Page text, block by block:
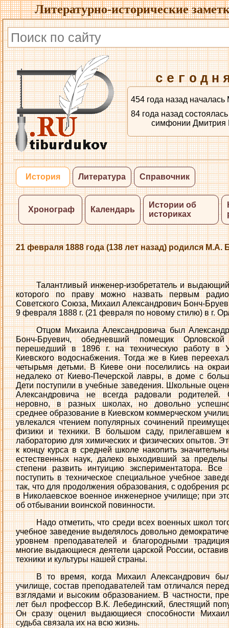
Литературно-исторические
454 года назад
84 года назад
симфонии Дмитрия
История Литература Справочник
Хронограф Календарь
Истории об
историках
21 февраля 1888 года (138 лет назад) родился М.А.
Талантливый инженер-изобретатель и
которого по праву можно назвать первым
Советского Союза, Михаил Александрович Бонч-
9 февраля 1888 г. (21 февраля по новому стилю) в г.
Отцом Михаила Александровича был
Бонч-Бруевич, обедневший помещик Орловской
перешедший в 1896 г. на техническую работу в
Киевского водоснабжения. Тогда же в Киев
четырьмя детьми. В Киеве они поселились на
недалеко от Киево-Печерской лавры, в доме с
Дети поступили в учебные заведения. Школьные
Александровича не всегда радовали родителей.
неровно, в разных школах, но довольно
среднее образование в Киевском коммерческом
увлекался чтением популярных сочинений
физики и техники. В большом саду, прилегавшем
лабораторию для химических и физических опытов.
к концу курса в средней школе накопить
естественных наук, далеко выходивший за
степени развить интуицию экспериментатора.
поступить в техническое специальное учебное
так, что для продолжения образования, с одобрения
в Николаевское военное инженерное училище; при
об отбывании воинской повинности.
Надо отметить, что среди всех военных школ
учебное заведение выделялось довольно
уровнем преподавателей и благородными
многие выдающиеся деятели царской России,
техники и культуры нашей страны.
В то время, когда Михаил Александрович
училище, состав преподавателей там отличался
взглядами и высоким образованием. В частности,
лет был профессор В.К. Лебединский, блестящий
Он сразу оценил выдающиеся способности
судьба связала их на всю жизнь.